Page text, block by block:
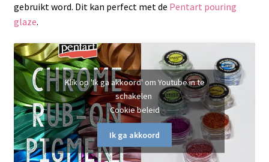
gebruikt word. Dit kan perfect met de Pentart pouring
glaze.
Klik op 'Ik ga akkoord' om Youtube in te
schakelen
Cookie beleid
Ik ga akkoord